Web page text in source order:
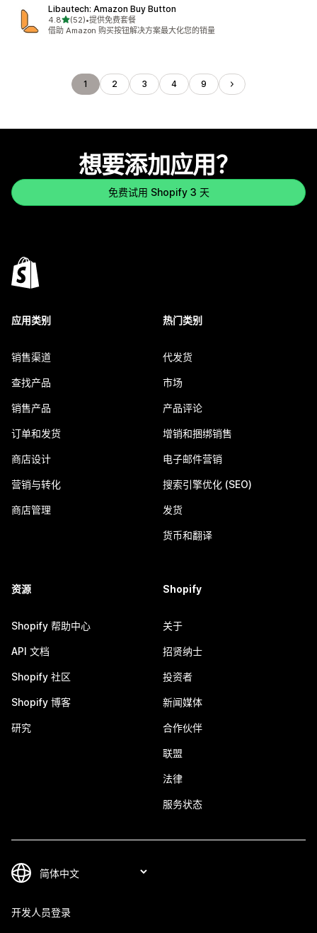
Libautech: Amazon Buy Button
4.8星（满分 5 星）
(52)
总共 52 条评论
•提供免费套餐
借助 Amazon 购买按钮解决方案最大化您的销量
1 2 3 4 9
想要添加应用？
免费试用 Shopify 3 天
应用类别
销售渠道
查找产品
销售产品
订单和发货
商店设计
营销与转化
商店管理
热门类别
代发货
市场
产品评论
增销和捆绑销售
电子邮件营销
搜索引擎优化 (SEO)
发货
货币和翻译
资源
Shopify 帮助中心
API 文档
Shopify 社区
Shopify 博客
研究
Shopify
关于
招贤纳士
投资者
新闻媒体
合作伙伴
联盟
法律
服务状态
开发人员登录